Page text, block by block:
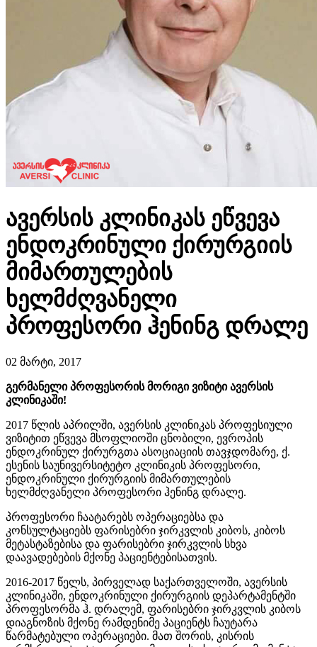
ავერსის კლინიკას ეწვევა
ენდოკრინული ქირურგიის
მიმართულების
ხელმძღვანელი
პროფესორი ჰენინგ დრალე
02 მარტი, 2017
გერმანელი პროფესორის მორიგი ვიზიტი ავერსის
კლინიკაში!
2017 წლის აპრილში, ავერსის კლინიკას პროფესიული
ვიზიტით ეწვევა მსოფლიოში ცნობილი, ევროპის
ენდოკრინულ ქირურგთა ასოციაციის თავჯდომარე, ქ.
ესენის საუნივერსიტეტო კლინიკის პროფესორი,
ენდოკრინული ქირურგიის მიმართულების
ხელმძღვანელი პროფესორი ჰენინგ დრალე.
პროფესორი ჩაატარებს ოპერაციებსა და
კონსულტაციებს ფარისებრი ჯირკვლის კიბოს, კიბოს
მეტასტაზებისა და ფარისებრი ჯირკვლის სხვა
დაავადებების მქონე პაციენტებისათვის.
2016-2017 წელს, პირველად საქართველოში, ავერსის
კლინიკაში, ენდოკრინული ქირურგიის დეპარტამენტში
პროფესორმა ჰ. დრალემ, ფარისებრი ჯირკვლის კიბოს
დიაგნოზის მქონე რამდენიმე პაციენტს ჩაუტარა
წარმატებული ოპერაციები. მათ შორის, კისრის